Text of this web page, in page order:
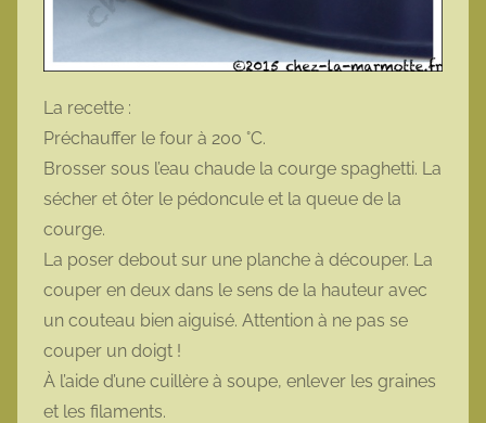
La recette :
Préchauffer le four à 200 °C.
Brosser sous l’eau chaude la courge spaghetti. La
sécher et ôter le pédoncule et la queue de la
courge.
La poser debout sur une planche à découper. La
couper en deux dans le sens de la hauteur avec
un couteau bien aiguisé. Attention à ne pas se
couper un doigt !
À l’aide d’une cuillère à soupe, enlever les graines
et les filaments.